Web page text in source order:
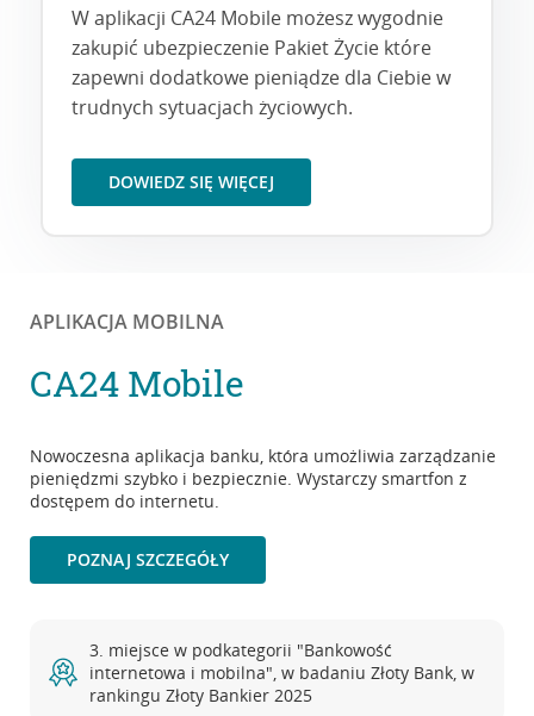
W aplikacji CA24 Mobile możesz wygodnie
zakupić ubezpieczenie Pakiet Życie które
zapewni dodatkowe pieniądze dla Ciebie w
trudnych sytuacjach życiowych.
DOWIEDZ SIĘ WIĘCEJ
APLIKACJA MOBILNA
CA24 Mobile
Nowoczesna aplikacja banku, która umożliwia zarządzanie
pieniędzmi szybko i bezpiecznie. Wystarczy smartfon z
dostępem do internetu.
POZNAJ SZCZEGÓŁY
3. miejsce w podkategorii "Bankowość
internetowa i mobilna", w badaniu Złoty Bank, w
rankingu Złoty Bankier 2025